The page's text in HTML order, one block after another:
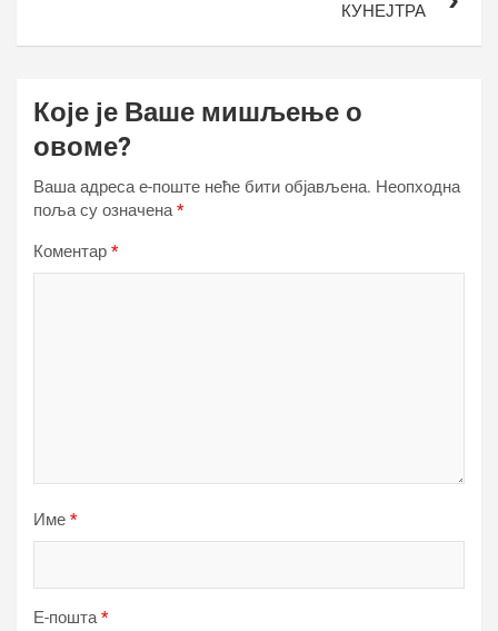
КУНЕЈТРА
Које је Ваше мишљење о
овоме?
Ваша адреса е-поште неће бити објављена. Неопходна
поља су означена*
Коментар *
Име *
Е-пошта*